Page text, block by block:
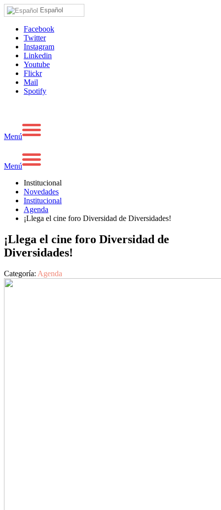
Español
Facebook
Twitter
Instagram
Linkedin
Youtube
Flickr
Mail
Spotify
Menú
Menú
Institucional
Novedades
Institucional
Agenda
¡Llega el cine foro Diversidad de Diversidades!
¡Llega el cine foro Diversidad de
Diversidades!
Categoría: Agenda